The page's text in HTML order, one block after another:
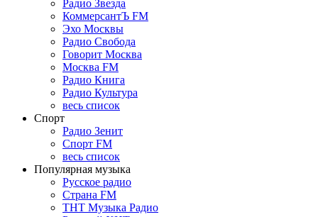
Радио Звезда
КоммерсантЪ FM
Эхо Москвы
Радио Свобода
Говорит Москва
Москва FM
Радио Книга
Радио Культура
весь список
Спорт
Радио Зенит
Спорт FM
весь список
Популярная музыка
Русское радио
Страна FM
ТНТ Музыка Радио